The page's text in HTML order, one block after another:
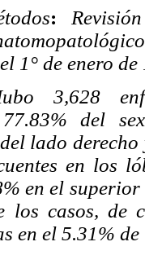
:
1° de enero
3,628
77.83% del
lado
en los
en el
los casos, de
en el 5.31% de